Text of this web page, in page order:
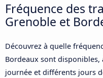
Fréquence des
Grenoble et
Découvrez à quelle
Bordeaux sont
journée et différents jours